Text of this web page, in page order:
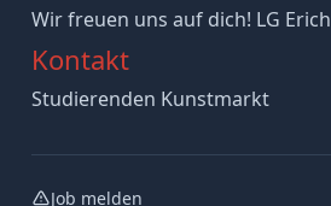
Wir freuen uns auf dich! LG Erich
Kontakt
Studierenden Kunstmarkt
Job melden